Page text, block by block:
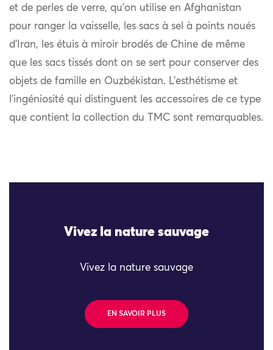
et de perles de verre, qu’on utilise en Afghanistan
pour ranger la vaisselle, les sacs à sel à points noués
d’Iran, les étuis à miroir brodés de Chine de même
que les sacs tissés dont on se sert pour conserver des
objets de famille en Ouzbékistan. L’esthétisme et
l’ingéniosité qui distinguent les accessoires de ce type
que contient la collection du TMC sont remarquables.
Vivez la nature sauvage
Vivez la nature sauvage
EN SAVOIR PLUS